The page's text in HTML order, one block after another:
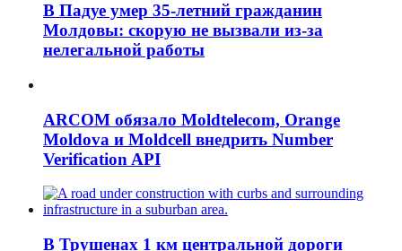
В Падуе умер 35-летний гражданин
Молдовы: скорую не вызвали из-за
нелегальной работы
ARCOM обязало Moldtelecom, Orange
Moldova и Moldcell внедрить Number
Verification API
В Трушенах 1 км центральной дороги